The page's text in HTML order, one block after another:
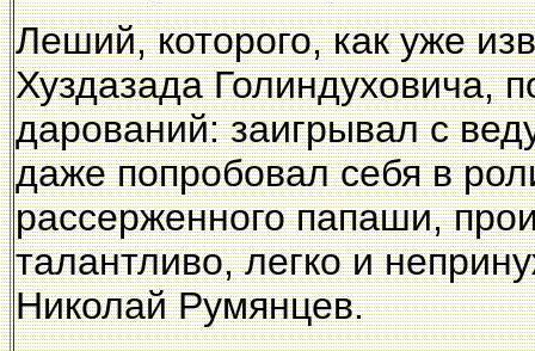
Леший, которого, как уже
Хуздазада Голиндуховича,
дарований: заигрывал с
даже попробовал себя в
рассерженного папаши,
талантливо, легко и
Николай Румянцев.